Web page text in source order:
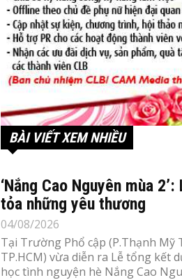
BÀI VIẾT XEM NHIỀU
‘Nắng Cao Nguyên mùa 2’:
tỏa những yêu thương
04/08/2026
Tại Trường Phổ cập (P.Thạnh Mỹ
TP.HCM) vừa diễn ra Lễ tổng kết
học tình nguyện hè Nắng Cao